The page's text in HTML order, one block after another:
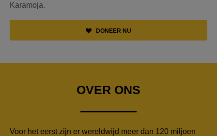
Karamoja.
DONEER NU
OVER ONS
Voor het eerst zijn er wereldwijd meer dan 120 miljoen